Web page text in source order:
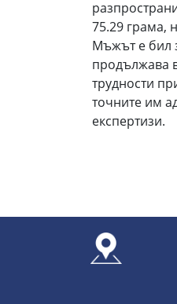
75.29 грама,
Мъжът е бил
продължава
трудности
точните им
експертизи.